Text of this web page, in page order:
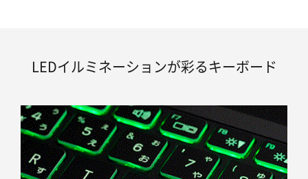
LEDイルミネーションが彩るキーボード